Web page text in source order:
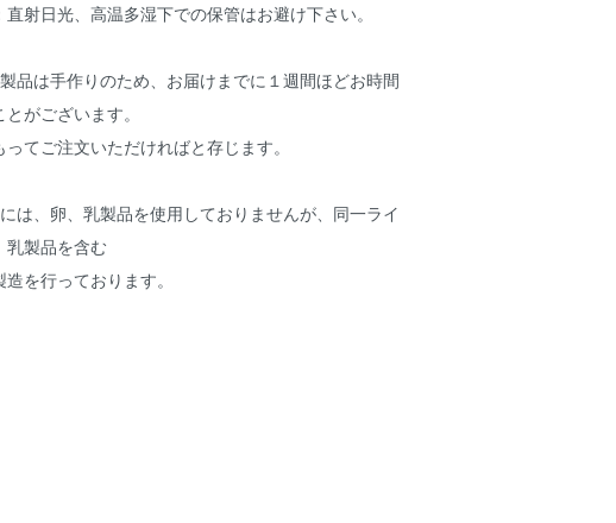
射日光、高温多湿下での保管はお避け下さい。
品は手作りのため、お届けまでに１週間ほどお時間
がございます。
てご注文いただければと存じます。
は、卵、乳製品を使用しておりませんが、同一ライ
乳製品を含む
を行っております。